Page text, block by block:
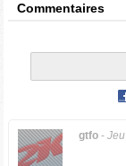
Commentaires
gtfo-